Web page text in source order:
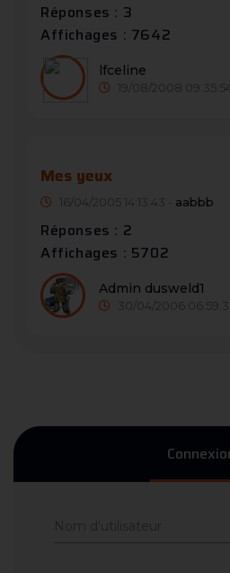
Réponses : 3
Affichages : 7642
lfceline
19/08/2008 09:35:54
Mes yeux
16/04/2005 14:13:43 - aabbb
Réponses : 2
Affichages : 5702
Admin dusweld1
30/04/2006